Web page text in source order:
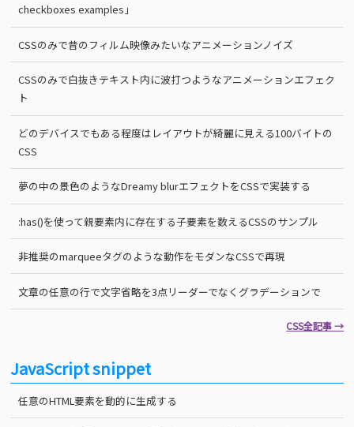
checkboxes examples」
CSSのみで昔のフィルム映像みたいなアニメーションノイズ
CSSのみで白抜きテキスト内に波打つようなアニメーションエフェク
ト
どのデバイスでもある程度はレイアウトが綺麗に見える100バイトの
CSS
夢の中の景色のようなDreamy blurエフェクトをCSSで実装する
:has()を使って親要素内に存在する子要素を数えるCSSのサンプル
非推奨のmarqueeタグのような動作をモダンなCSSで再現
文章の任意の行で文字省略を3点リーダーでなくグラデーションで
CSS全記事 →
JavaScript snippet
任意のHTML要素を動的に生成する